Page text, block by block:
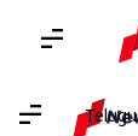
Telugu